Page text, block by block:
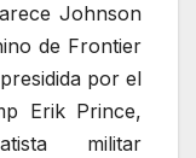
Johnson
de Frontier
por el
Erik Prince,
militar